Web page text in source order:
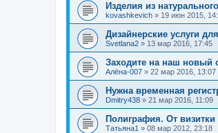
Изделия из
kovashkevich » 19 июн 2015,
Дизайнерские услуги
Svetlana2 » 13 мар 2016, 17:45
Заходите на наш новый
Алёна-007 » 22 мар 2016, 13:07
Нужна временная
Dmitry438 » 21 мар 2016, 11:09
Полиграфия. От визитки
Татьяна1 » 08 мар 2012, 23:18